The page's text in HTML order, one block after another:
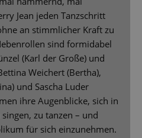
Jean jeden Tanzschritt
an stimmlicher Kraft zu
sind formidabel
(Karl der Große) und
Weichert (Bertha),
und Sascha Luder
ihre Augenblicke, sich in
zu tanzen – und
für sich einzunehmen.